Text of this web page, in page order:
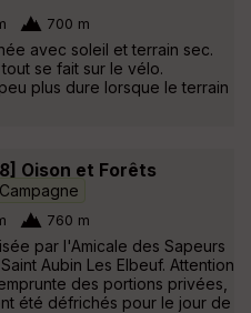
700 m
avec soleil et terrain sec.
se fait sur le vélo.
plus dure lorsque le terrain
Oison et Forêts
760 m
par l'Amicale des Sapeurs
Aubin Les Elbeuf. Attention
des portions privées,
été défrichés pour le jour de